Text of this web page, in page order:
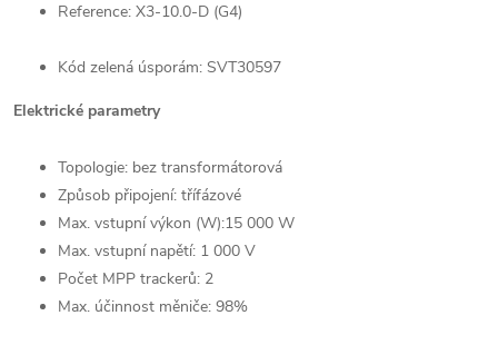
Reference: X3-10.0-D (G4)
Kód zelená úsporám: SVT30597
Elektrické parametry
Topologie: bez transformátorová
Způsob připojení: třífázové
Max. vstupní výkon (W):15 000 W
Max. vstupní napětí: 1 000 V
Počet MPP trackerů: 2
Max. účinnost měniče: 98%